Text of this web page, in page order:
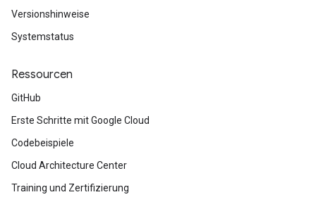
Versionshinweise
Systemstatus
Ressourcen
GitHub
Erste Schritte mit Google Cloud
Codebeispiele
Cloud Architecture Center
Training und Zertifizierung